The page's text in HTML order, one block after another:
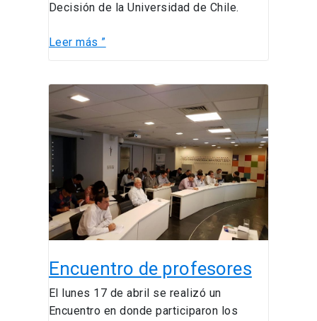
Decisión de la Universidad de Chile.
Leer más ”
Encuentro de profesores
El lunes 17 de abril se realizó un
Encuentro en donde participaron los
Encuentro
de
profesores